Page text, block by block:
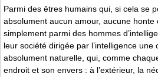
Parmi des êtres humains qui, si cela se
absolument aucun amour, aucune honte
simplement parmi des hommes
leur société dirigée par l’intelligence une
absolument naturelle, qui, comme
endroit et son envers : à l’extérieur, la